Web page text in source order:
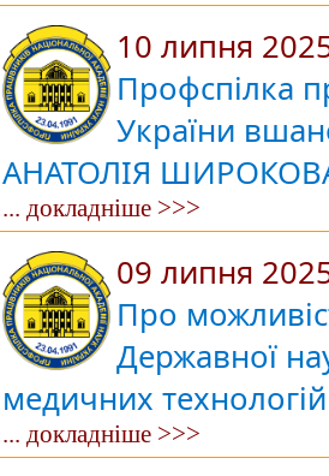
10 липня
Профспілка
України
АНАТОЛІЯ
... докладніше >>>
09 липня
Про
Державної
медичних
... докладніше >>>